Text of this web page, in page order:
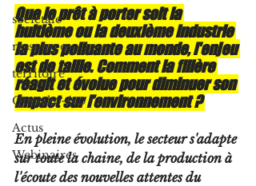
sociétale
ressources
territoire
Quesako-éco ?
Actus
Webinaires
Que le prêt à porter soit la
huitième ou la deuxième industrie
la plus polluante au monde, l'enjeu
est de taille. Comment la filière
réagit et évolue pour diminuer son
impact sur l’environnement ?
En pleine évolution, le secteur s'adapte
sur toute la chaine, de la production à
l'écoute des nouvelles attentes du